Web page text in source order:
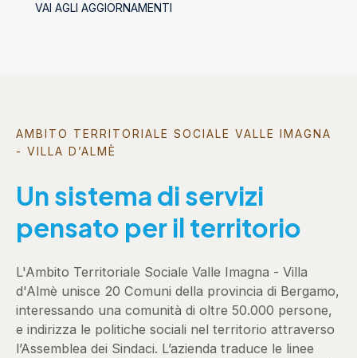
VAI AGLI AGGIORNAMENTI
AMBITO TERRITORIALE SOCIALE VALLE IMAGNA
- VILLA D’ALMÈ
Un sistema di servizi
pensato per il territorio
L'Ambito Territoriale Sociale Valle Imagna - Villa
d'Almè unisce 20 Comuni della provincia di Bergamo,
interessando una comunità di oltre 50.000 persone,
e indirizza le politiche sociali nel territorio attraverso
l’Assemblea dei Sindaci. L’azienda traduce le linee